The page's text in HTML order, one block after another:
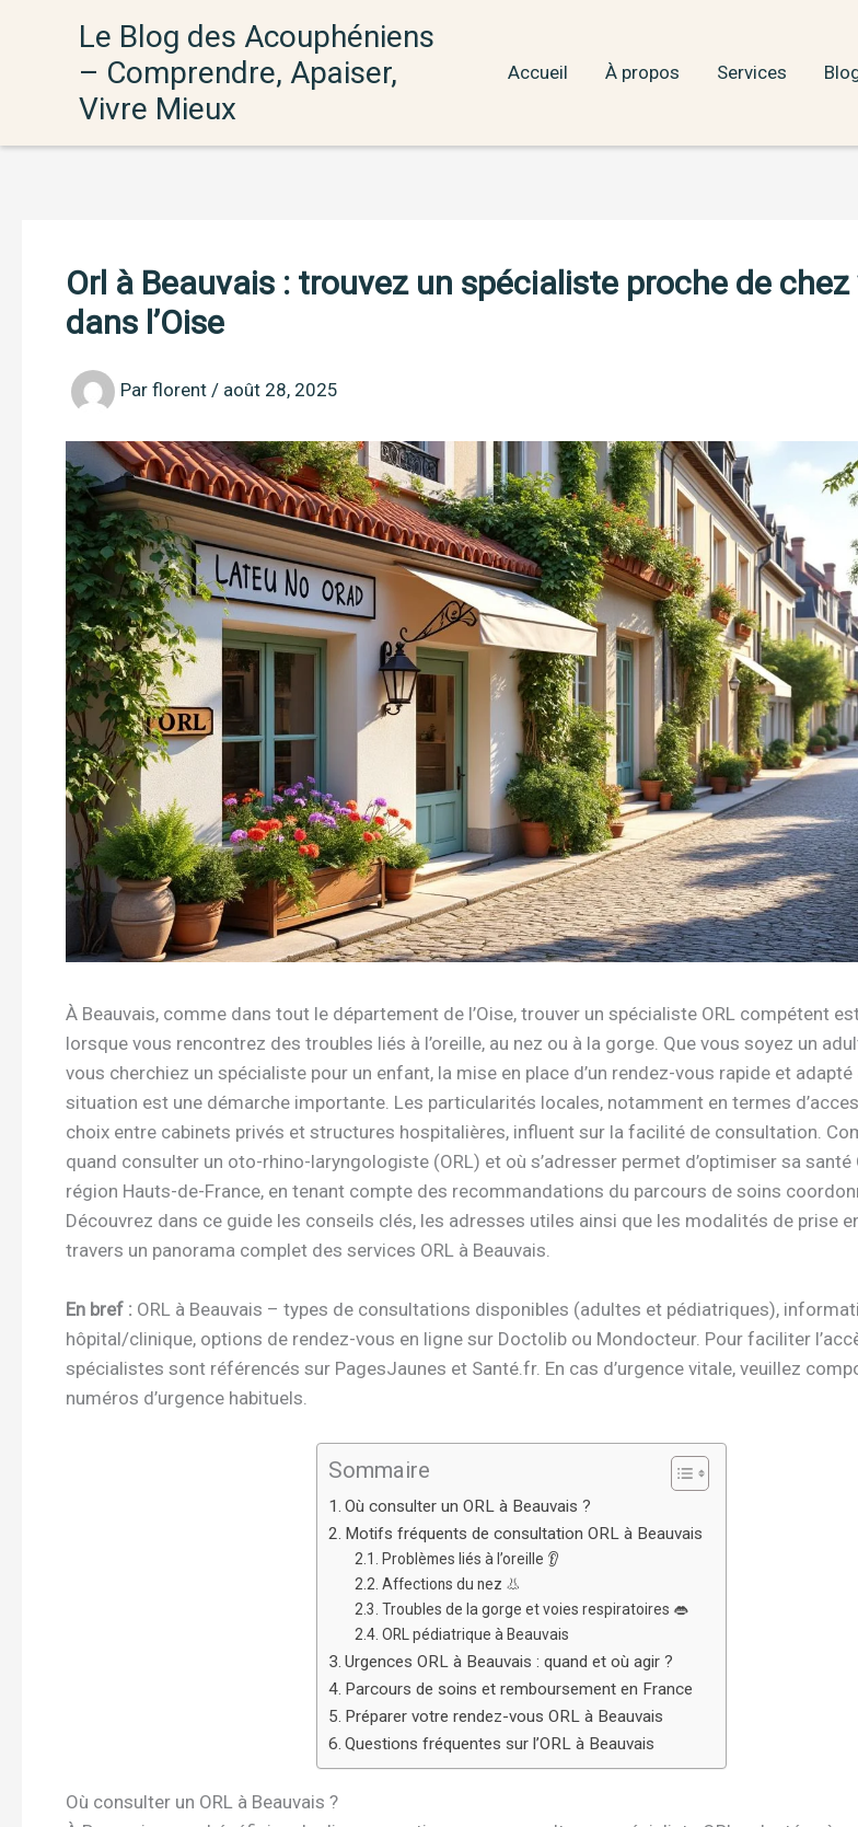
Le Blog des Acouphéniens
– Comprendre, Apaiser,
Vivre Mieux
Accueil À propos Services
Orl à Beauvais : trouvez un spécialiste proche de
dans l’Oise
Par florent / août 28, 2025
À Beauvais, comme dans tout le département de l’Oise, trouver un spécialiste ORL compétent
lorsque vous rencontrez des troubles liés à l’oreille, au nez ou à la gorge. Que vous soyez un
vous cherchiez un spécialiste pour un enfant, la mise en place d’un rendez-vous rapide et adapté
situation est une démarche importante. Les particularités locales, notamment en termes
choix entre cabinets privés et structures hospitalières, influent sur la facilité de consultation.
quand consulter un oto-rhino-laryngologiste (ORL) et où s’adresser permet d’optimiser sa santé
région Hauts-de-France, en tenant compte des recommandations du parcours de soins
Découvrez dans ce guide les conseils clés, les adresses utiles ainsi que les modalités de prise
travers un panorama complet des services ORL à Beauvais.
En bref : ORL à Beauvais – types de consultations disponibles (adultes et pédiatriques),
hôpital/clinique, options de rendez-vous en ligne sur Doctolib ou Mondocteur. Pour faciliter
spécialistes sont référencés sur PagesJaunes et Santé.fr. En cas d’urgence vitale, veuillez
numéros d’urgence habituels.
Sommaire
Où consulter un ORL à Beauvais ?
Motifs fréquents de consultation ORL à Beauvais
Problèmes liés à l’oreille 👂
Affections du nez 👃
Troubles de la gorge et voies respiratoires 👄
ORL pédiatrique à Beauvais
Urgences ORL à Beauvais : quand et où agir ?
Parcours de soins et remboursement en France
Préparer votre rendez-vous ORL à Beauvais
Questions fréquentes sur l’ORL à Beauvais
Où consulter un ORL à Beauvais ?